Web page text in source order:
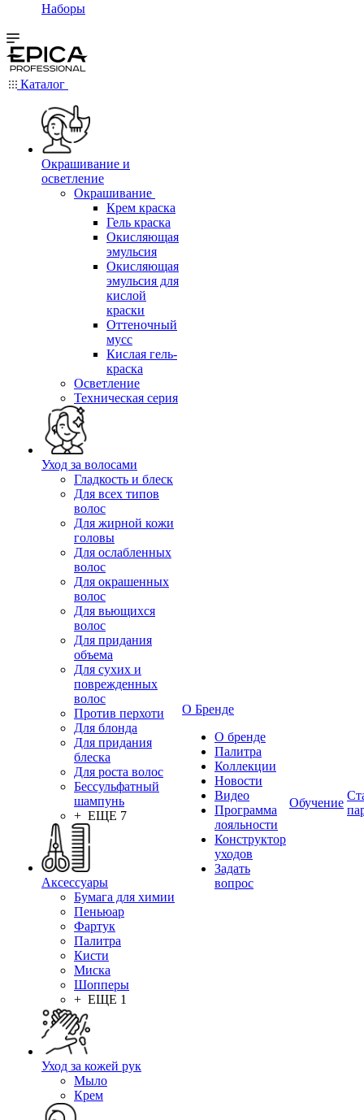
Наборы
Каталог
Окрашивание и
осветление
Окрашивание
Крем краска
Гель краска
Окисляющая
эмульсия
Окисляющая
эмульсия для
кислой
краски
Оттеночный
мусс
Кислая гель-
краска
Осветление
Техническая серия
Уход за волосами
Гладкость и блеск
Для всех типов
волос
Для жирной кожи
головы
Для ослабленных
волос
Для окрашенных
волос
Для вьющихся
волос
Для придания
объема
Для сухих и
поврежденных
волос
Против перхоти
Для блонда
Для придания
блеска
Для роста волос
Бессульфатный
шампунь
+ ЕЩЕ 7
Аксессуары
Бумага для химии
Пеньюар
Фартук
Палитра
Кисти
Миска
Шопперы
+ ЕЩЕ 1
Уход за кожей рук
Мыло
Крем
О Бренде
О бренде
Палитра
Коллекции
Новости
Видео
Программа
лояльности
Конструктор
уходов
Задать
вопрос
Обучение